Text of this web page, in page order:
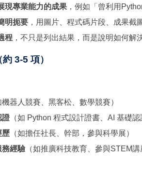
現專業能力的成果 ，例如「曾利用
明扼要 ，用圖片、程式碼片段、成果截
程 ，不只是列出結果，而是說明如何解
3-5 項）
機器人競賽、黑客松、數學競賽）
證（如 Python 程式設計證書、AI 基礎認
歷 （如擔任社長、幹部，參與科學展）
務經驗 （如推廣科技教育、參與STEM講